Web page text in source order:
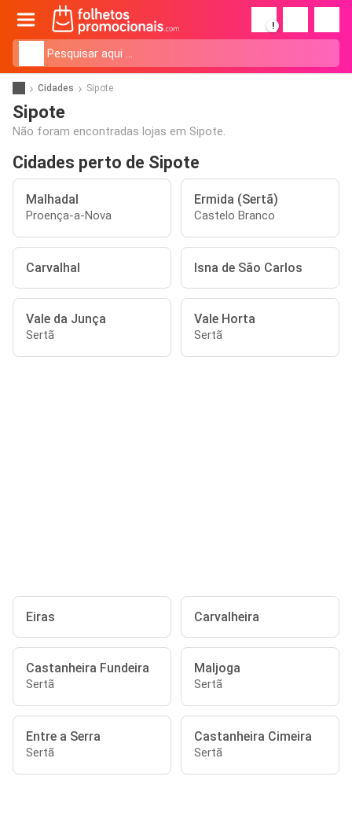
!
Cidades Sipote
Sipote
Não foram encontradas lojas em Sipote.
Cidades perto de Sipote
Malhadal
Proença-a-Nova
Ermida (Sertã)
Castelo Branco
Carvalhal Isna de São Carlos
Vale da Junça
Sertã
Vale Horta
Sertã
Eiras Carvalheira
Castanheira Fundeira
Sertã
Maljoga
Sertã
Entre a Serra
Sertã
Castanheira Cimeira
Sertã